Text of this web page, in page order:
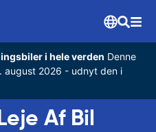
i hele verden Denne
august 2026 - udnyt den i
Af Bil